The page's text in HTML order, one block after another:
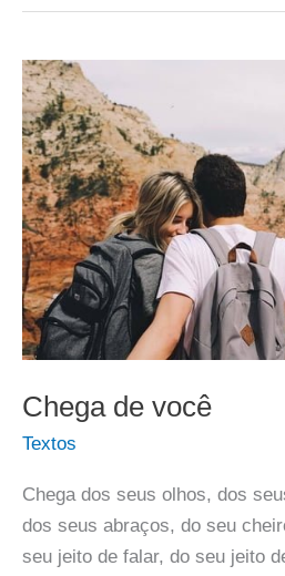
Chega de você
Textos
Chega dos seus olhos, dos
dos seus abraços, do seu
seu jeito de falar, do seu jeito